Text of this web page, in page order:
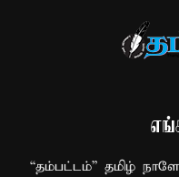
“தம்பட்டம்” தமிழ்